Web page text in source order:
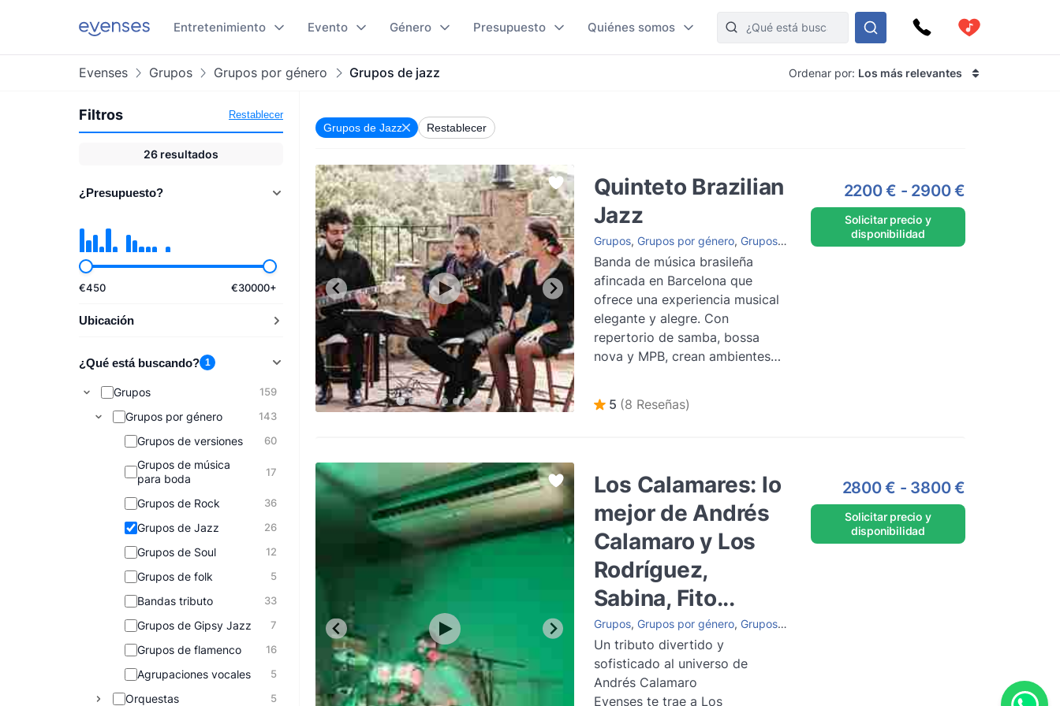
Entretenimiento Evento Género Presupuesto Quiénes somos
Evenses Grupos Grupos por género Grupos de jazz Ordenar por: Los más relevantes
Filtros Restablecer
26 resultados
¿Presupuesto?
€450 €30000+
Ubicación
¿Qué está buscando? 1
Grupos 159
Grupos por género 143
Grupos de versiones 60
Grupos de música
para boda
17
Grupos de Rock 36
Grupos de Jazz 26
Grupos de Soul 12
Grupos de folk 5
Bandas tributo 33
Grupos de Gipsy Jazz 7
Grupos de flamenco 16
Agrupaciones vocales 5
Orquestas 5
Grupos de Jazz Restablecer
Quinteto Brazilian
Jazz
Grupos, Grupos por género, Grupos de Jazz Agrupaciones vocales
Banda de música brasileña
afincada en Barcelona que
ofrece una experiencia musical
elegante y alegre. Con
repertorio de samba, bossa
nova y MPB, crean ambientes
eventos corporativos.
5 (8 Reseñas)
2200 € - 2900 €
Solicitar precio y
disponibilidad
Los Calamares: lo
mejor de Andrés
Calamaro y Los
Rodríguez,
Sabina, Fito...
Grupos, Grupos por género, Grupos de Jazz
Un tributo divertido y
sofisticado al universo de
Andrés Calamaro
Evenses te trae a Los
2800 € - 3800 €
Solicitar precio y
disponibilidad